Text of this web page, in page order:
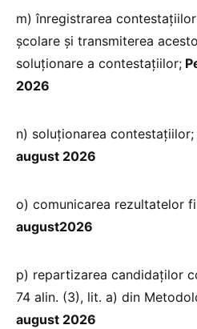
m) înregistrarea
școlare și transmiterea
soluţionare a contestaţiilor;
2026
n) soluţionarea contestațiilor;
august 2026
o) comunicarea rezultatelor
august2026
p) repartizarea candidaţilor
74 alin. (3), lit. a) din
august 2026